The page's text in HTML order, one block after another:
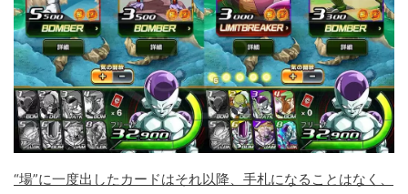
“場”に一度出したカードはそれ以降、手札になることはなく、